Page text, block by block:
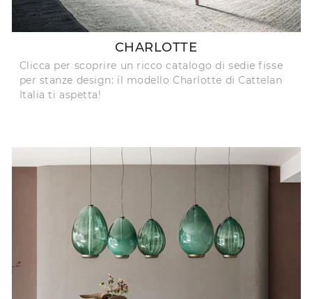
CHARLOTTE
Clicca per scoprire un ricco catalogo di sedie fisse
per stanze design: il modello Charlotte di Cattelan
Italia ti aspetta!